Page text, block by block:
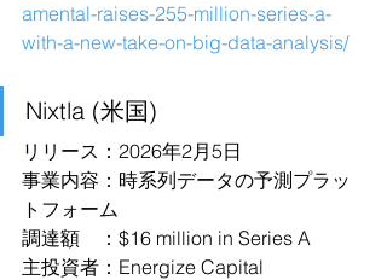
amental-raises-255-million-series-a-
with-a-new-take-on-big-data-analysis/
Nixtla (米国)
リリース：2026年2月5日
事業内容：時系列データの予測プラッ
トフォーム
調達額　：$16 million in Series A
主投資者：Energize Capital